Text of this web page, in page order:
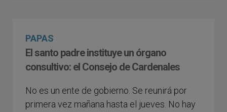
PAPAS
El santo padre instituye un órgano
consultivo: el Consejo de Cardenales
No es un ente de gobierno. Se reunirá por
primera vez mañana hasta el jueves. No hay